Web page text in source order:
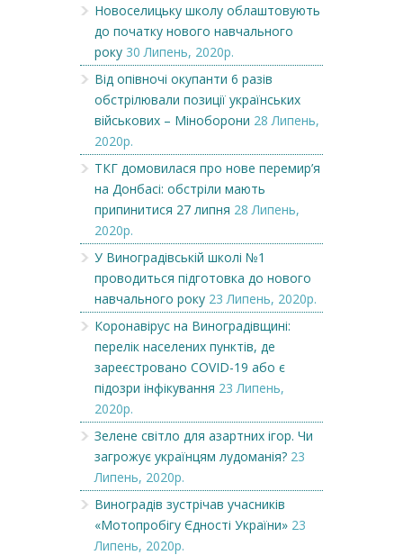
Новоселицьку школу облаштовують
до початку нового навчального
року 30 Липень, 2020р.
Від опівночі окупанти 6 разів
обстрілювали позиції українських
військових – Міноборони 28 Липень,
2020р.
ТКГ домовилася про нове перемир’я
на Донбасі: обстріли мають
припинитися 27 липня 28 Липень,
2020р.
У Виноградівській школі №1
проводиться підготовка до нового
навчального року 23 Липень, 2020р.
Коронавірус на Виноградівщині:
перелік населених пунктів, де
зареєстровано COVID-19 або є
підозри інфікування 23 Липень,
2020р.
Зелене світло для азартних ігор. Чи
загрожує українцям лудоманія? 23
Липень, 2020р.
Виноградів зустрічав учасників
«Мотопробігу Єдності України» 23
Липень, 2020р.